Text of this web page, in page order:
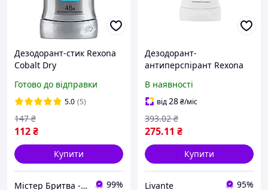
Дезодорант-стик Rexona
Сobalt Dry
чоловіків, 50мл
Готово до відправки
5.0 (5)
112₴
147 ₴
Купити
Містер Бритва - Інтернет-магазин з догляду за собою 99%
Дезодорант-
антиперспірант Rexona
захисту від поту на
чорному та білому одязі
"Lv"
В наявності
від28₴/міс
275.11 ₴
393.02 ₴
Купити
Livante 95%